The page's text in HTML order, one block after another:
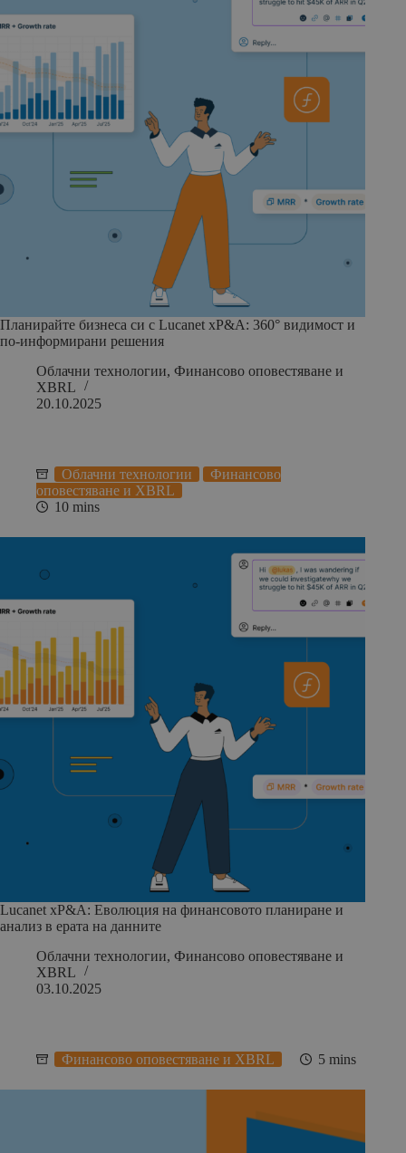
Планирайте бизнеса си с Lucanet xP&A: 360° видимост и
по-информирани решения
Облачни технологии, Финансово оповестяване и
XBRL
20.10.2025
Облачни технологии
Финансово
оповестяване и XBRL
10 mins
Lucanet xP&A: Еволюция на финансовото планиране и
анализ в ерата на данните
Облачни технологии, Финансово оповестяване и
XBRL
03.10.2025
Финансово оповестяване и XBRL 5 mins